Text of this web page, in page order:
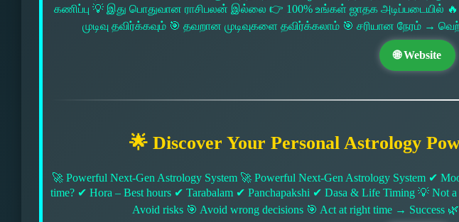
கணிப்பு 💡 இது பொதுவான ராசிபலன் இல்லை 👉 100% உங்கள் ஜாதக
முடிவு தவிர்க்கவும் 🎯 தவறான முடிவுகளை தவிர்க்கலாம் 🎯 சரியான நேரம் →
🌐 Website
🌟 Discover Your Personal Astrology
🚀 Powerful Next-Gen Astrology System 🚀 Powerful Next-Gen Astrology System ✔
time? ✔ Hora – Best hours ✔ Tarabalam ✔ Panchapakshi ✔ Dasa & Life Timing 💡
Avoid risks 🎯 Avoid wrong decisions 🎯 Act at right time → Success